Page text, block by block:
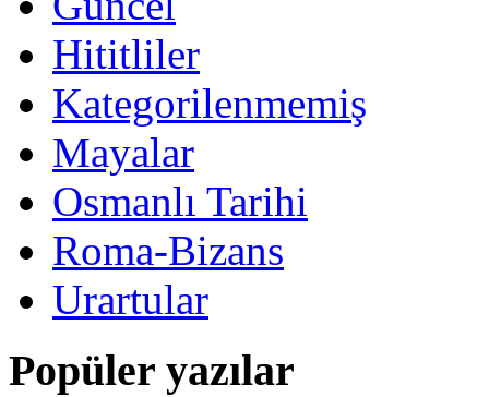
Hititliler
Kategorilenmemiş
Mayalar
Osmanlı Tarihi
Roma-Bizans
Urartular
Popüler yazılar